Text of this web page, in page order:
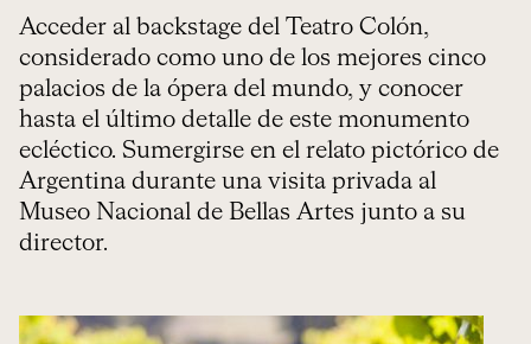
Acceder al backstage del Teatro Colón,
considerado como uno de los mejores cinco
palacios de la ópera del mundo, y conocer
hasta el último detalle de este monumento
ecléctico. Sumergirse en el relato pictórico de
Argentina durante una visita privada al
Museo Nacional de Bellas Artes junto a su
director.